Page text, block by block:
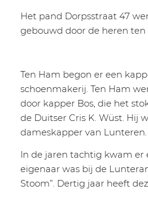
Het pand Dorpsstraat 47
gebouwd door de heren ten
Ten Ham begon er een
schoenmakerij. Ten Ham
door kapper Bos, die het
de Duitser Cris K. Wüst. Hij
dameskapper van Lunteren.
In de jaren tachtig kwam er
eigenaar was bij de
Stoom”. Dertig jaar heeft